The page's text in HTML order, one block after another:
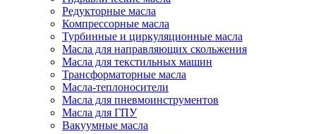
Редукторные масла
Компрессорные масла
Турбинные и циркуляционные масла
Масла для направляющих скольжения
Масла для текстильных машин
Трансформаторные масла
Масла-теплоносители
Масла для пневмоинструментов
Масла для ГПУ
Вакуумные масла